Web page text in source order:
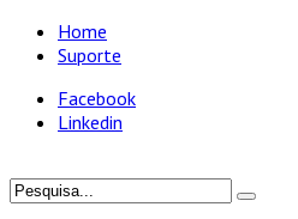
Home
Suporte
Facebook
Linkedin